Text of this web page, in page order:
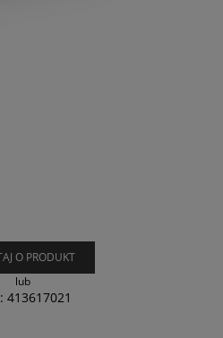
O PRODUKT
lub
413617021